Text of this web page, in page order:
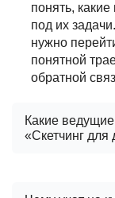
понять,
под их
нужно
понятной
обратной
Какие
«Скетчинг для
для детей»